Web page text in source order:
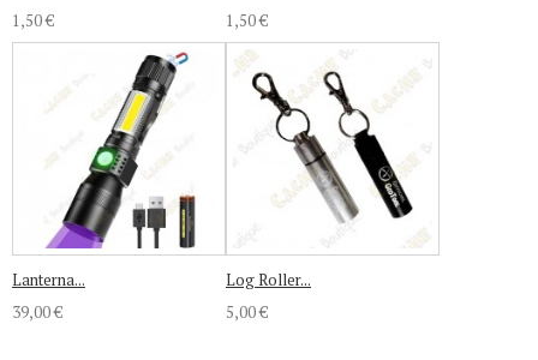
1,50 €
1,50 €
Lanterna...
39,00 €
Log Roller...
5,00 €